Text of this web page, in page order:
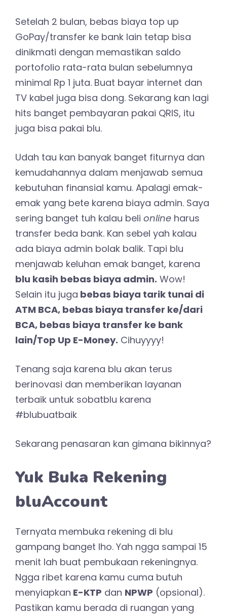
Setelah 2 bulan, bebas biaya top up
GoPay/transfer ke bank lain tetap bisa
dinikmati dengan memastikan saldo
portofolio rata-rata bulan sebelumnya
minimal Rp 1 juta. Buat bayar internet dan
TV kabel juga bisa dong. Sekarang kan lagi
hits banget pembayaran pakai QRIS, itu
juga bisa pakai blu.
Udah tau kan banyak banget fiturnya dan
kemudahannya dalam menjawab semua
kebutuhan finansial kamu. Apalagi emak-
emak yang bete karena biaya admin. Saya
sering banget tuh kalau beli online harus
transfer beda bank. Kan sebel yah kalau
ada biaya admin bolak balik. Tapi blu
menjawab keluhan emak banget, karena
blu kasih bebas biaya admin. Wow!
Selain itu juga bebas biaya tarik tunai di
ATM BCA, bebas biaya transfer ke/dari
BCA, bebas biaya transfer ke bank
lain/Top Up E-Money. Cihuyyyy!
Tenang saja karena blu akan terus
berinovasi dan memberikan layanan
terbaik untuk sobatblu karena
#blubuatbaik
Sekarang penasaran kan gimana bikinnya?
Yuk Buka Rekening
bluAccount
Ternyata membuka rekening di blu
gampang banget lho. Yah ngga sampai 15
menit lah buat pembukaan rekeningnya.
Ngga ribet karena kamu cuma butuh
menyiapkan E-KTP dan NPWP (opsional).
Pastikan kamu berada di ruangan yang